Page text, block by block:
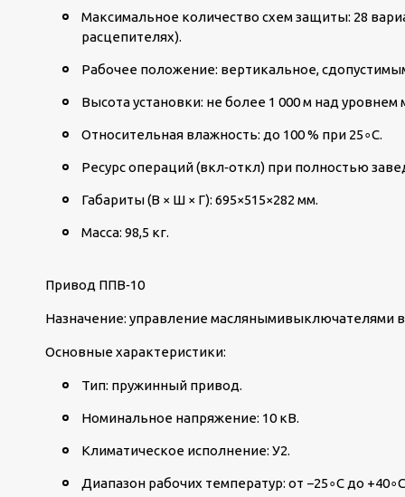
Максимальное количество схем защиты: 28
расцепителях).
Рабочее положение: вертикальное,
Высота установки: не более 1 000 м над уровнем
Относительная влажность: до 100 % при 25∘C.
Ресурс операций (вкл‑откл) при полностью
Габариты (В × Ш × Г): 695×515×282 мм.
Масса: 98,5 кг.
Привод ППВ‑10
Назначение: управление маслянымивыключателями
Основные характеристики:
Тип: пружинный привод.
Номинальное напряжение: 10 кВ.
Климатическое исполнение: У2.
Диапазон рабочих температур: от −25∘C до +40∘